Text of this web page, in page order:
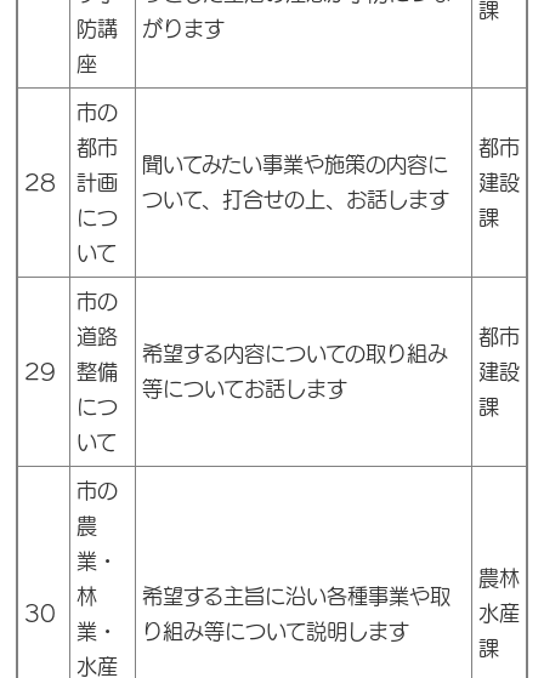
防講
座
がります
課
28
市の
都市
計画
につ
いて
聞いてみたい事業や施策の内容に
ついて、打合せの上、お話します
都市
建設
課
29
市の
道路
整備
につ
いて
希望する内容についての取り組み
等についてお話します
都市
建設
課
30
市の
農
業・
林
業・
水産
希望する主旨に沿い各種事業や取
り組み等について説明します
農林
水産
課